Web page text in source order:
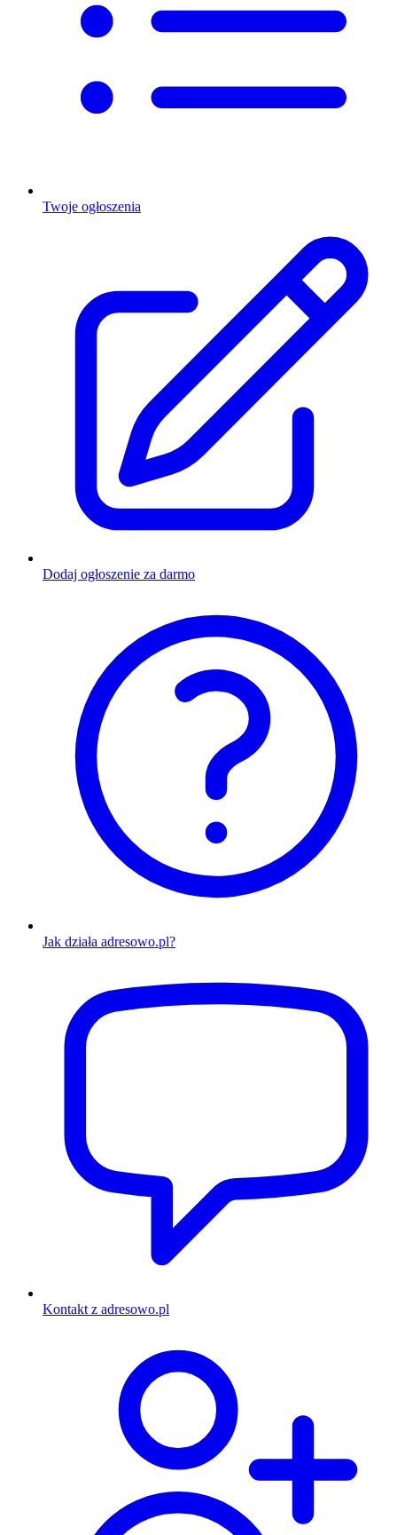
Twoje ogłoszenia
Dodaj ogłoszenie za darmo
Jak działa adresowo.pl?
Kontakt z adresowo.pl